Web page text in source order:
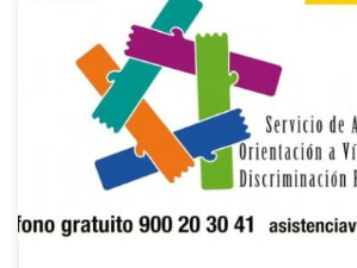
Una de las principales funciones del CEDRE
independiente a las víctimas de
reclamaciones.